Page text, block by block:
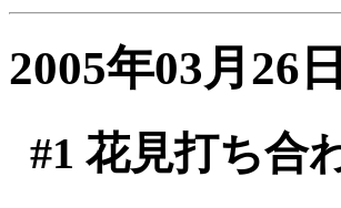
2005年03月26
#1 花見打ち合